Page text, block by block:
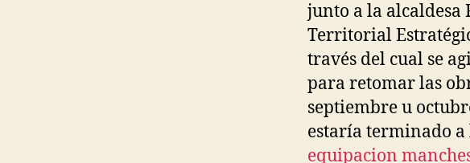
junto a la alcaldesa
Territorial
través del cual se
para retomar las
septiembre u
estaría terminado a
equipacion